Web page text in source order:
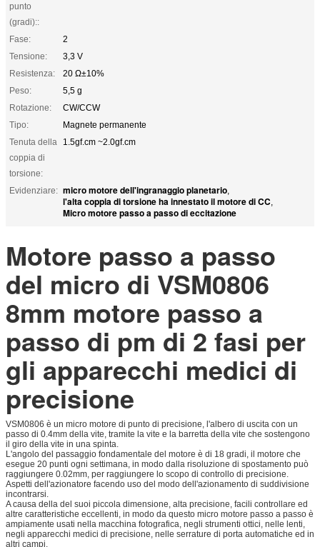
punto
(gradi)::
Fase:
2
Tensione:
3,3 V
Resistenza:
20 Ω±10%
Peso:
5,5 g
Rotazione:
CW/CCW
Tipo:
Magnete permanente
Tenuta della
coppia di
torsione:
1.5gf.cm ~2.0gf.cm
Evidenziare: micro motore dell'ingranaggio planetario,
l'alta coppia di torsione ha innestato il motore di CC,
Micro motore passo a passo di eccitazione
Motore passo a passo
del micro di VSM0806
8mm motore passo a
passo di pm di 2 fasi per
gli apparecchi medici di
precisione
VSM0806 è un micro motore di punto di precisione, l'albero di uscita con un
passo di 0.4mm della vite, tramite la vite e la barretta della vite che sostengono
il giro della vite in una spinta.
L'angolo del passaggio fondamentale del motore è di 18 gradi, il motore che
esegue 20 punti ogni settimana, in modo dalla risoluzione di spostamento può
raggiungere 0.02mm, per raggiungere lo scopo di controllo di precisione.
Aspetti dell'azionatore facendo uso del modo dell'azionamento di suddivisione
incontrarsi.
A causa della del suoi piccola dimensione, alta precisione, facili controllare ed
altre caratteristiche eccellenti, in modo da questo micro motore passo a passo è
ampiamente usati nella macchina fotografica, negli strumenti ottici, nelle lenti,
negli apparecchi medici di precisione, nelle serrature di porta automatiche ed in
altri campi.